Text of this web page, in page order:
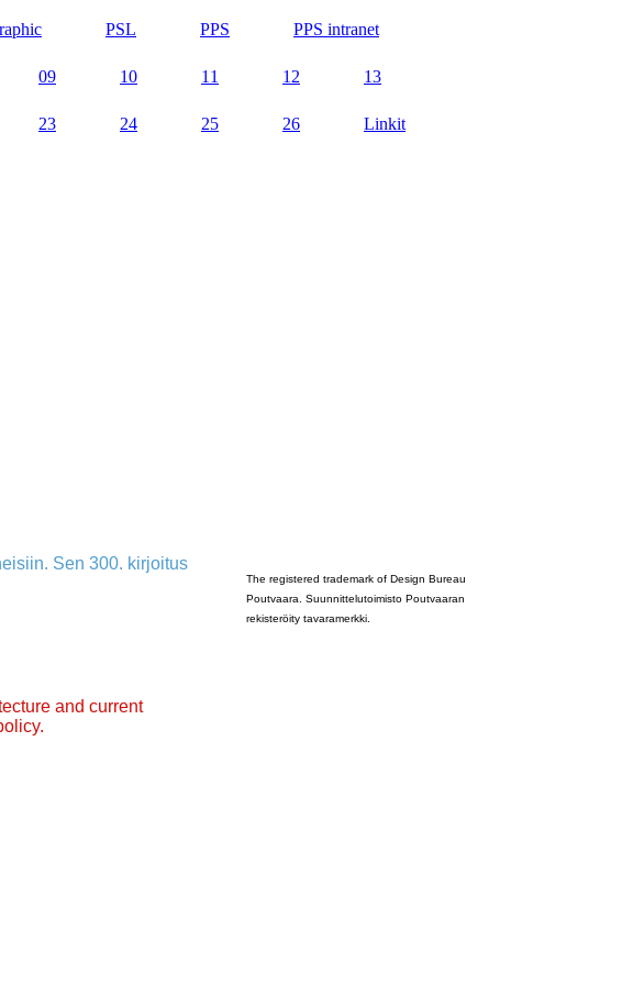
PSL PPS PPS intranet
09 10 11 12 13
23 24 25 26 Linkit
Sen 300. kirjoitus
and current
The registered trademark of Design Bureau
Poutvaara. Suunnittelutoimisto Poutvaaran
rekisteröity tavaramerkki.